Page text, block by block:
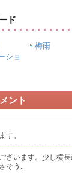
ド
梅雨
ショ
ント
す。
ざいます。少し横
そう...